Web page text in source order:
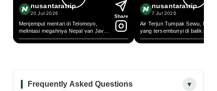
nusantaratrip
20 Jul 2026
Menjemput mentari di Telomoyo,
melintasi megahnya Nepal van Java
di lereng gn Sumbing, dan tenggelam
dalam simfoni hijau Terasering
Share
nusantaratrip
7 Jul 2026
Air Terjun Tumpak Sewu,
yang tersembunyi di balik
hutan tropis Lumajang. Setiap
air yang jatuh membentuk tirai
Frequently Asked Questions ▼